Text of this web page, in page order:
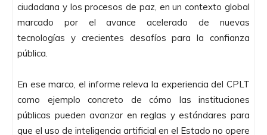
ciudadana y los procesos de paz, en un contexto global
marcado por el avance acelerado de nuevas
tecnologías y crecientes desafíos para la confianza
pública.
En ese marco, el informe releva la experiencia del CPLT
como ejemplo concreto de cómo las instituciones
públicas pueden avanzar en reglas y estándares para
que el uso de inteligencia artificial en el Estado no opere